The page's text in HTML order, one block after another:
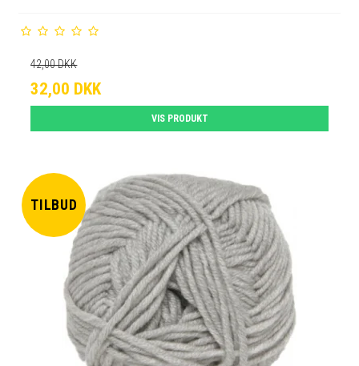
42,00 DKK
32,00 DKK
VIS PRODUKT
TILBUD